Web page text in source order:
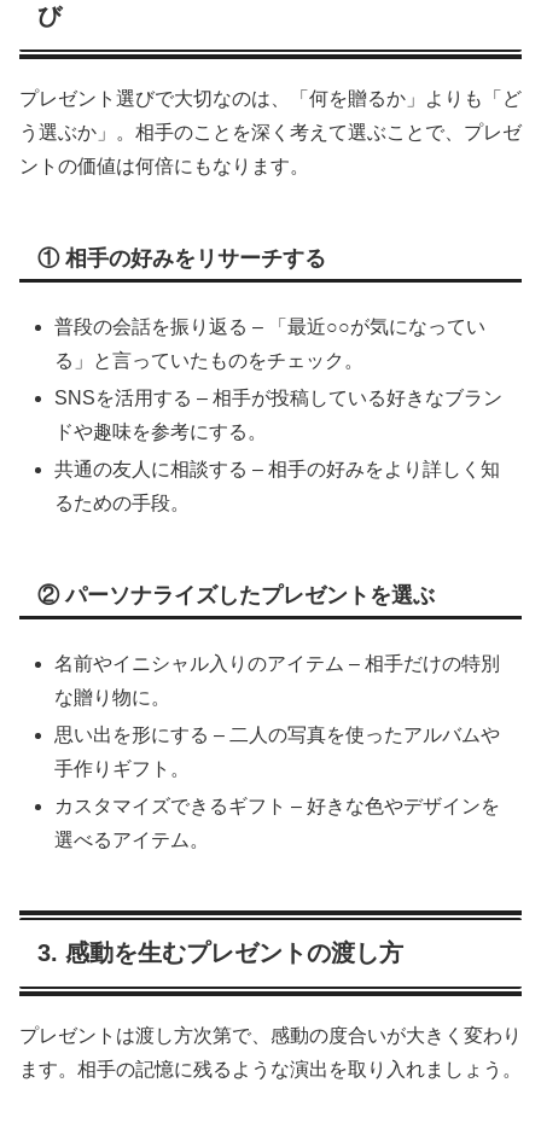
び
プレゼント選びで大切なのは、「何を贈るか」よりも「ど
う選ぶか」。相手のことを深く考えて選ぶことで、プレゼ
ントの価値は何倍にもなります。
① 相手の好みをリサーチする
普段の会話を振り返る – 「最近○○が気になってい
る」と言っていたものをチェック。
SNSを活用する – 相手が投稿している好きなブラン
ドや趣味を参考にする。
共通の友人に相談する – 相手の好みをより詳しく知
るための手段。
② パーソナライズしたプレゼントを選ぶ
名前やイニシャル入りのアイテム – 相手だけの特別
な贈り物に。
思い出を形にする – 二人の写真を使ったアルバムや
手作りギフト。
カスタマイズできるギフト – 好きな色やデザインを
選べるアイテム。
3. 感動を生むプレゼントの渡し方
プレゼントは渡し方次第で、感動の度合いが大きく変わり
ます。相手の記憶に残るような演出を取り入れましょう。